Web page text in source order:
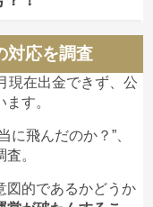
他の企業が入る
が高まっていま
は“メンテナン
な声明を発表し
か聞こえませんよ
。
し、
ンを
ナウイルスにある
きない状況が続
ランスゴールドの
安の声が聞こえ
”にあるというこ
ログインの不具
ので、その影響
きない…？
対応を調査
現在出金できず、公
す。
に飛んだのか？”、
。
図的であるかどうか